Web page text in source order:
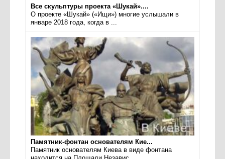
Все скульптуры проекта «Шукай»....
О проекте «Шукай» («Ищи») многие услышали в
январе 2018 года, когда в ...
Памятник-фонтан основателям Кие...
Памятник основателям Киева в виде фонтана